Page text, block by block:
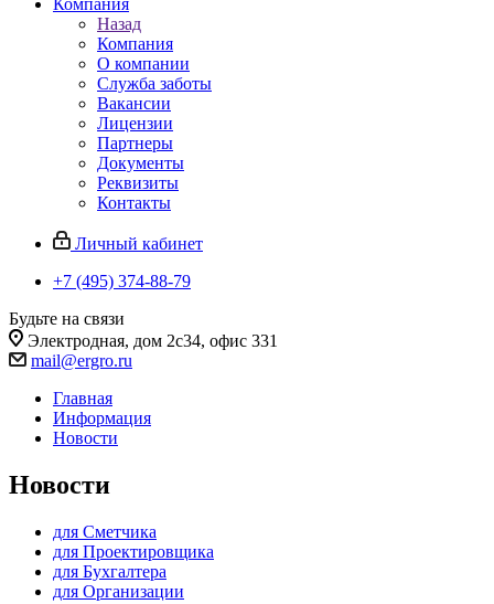
Компания
Назад
Компания
О компании
Служба заботы
Вакансии
Лицензии
Партнеры
Документы
Реквизиты
Контакты
Личный кабинет
+7 (495) 374-88-79
Будьте на связи
Электродная, дом 2с34, офис 331
mail@ergro.ru
Главная
Информация
Новости
Новости
для Сметчика
для Проектировщика
для Бухгалтера
для Организации